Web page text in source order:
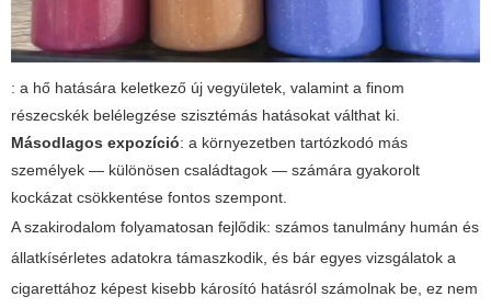
: a hő hatására keletkező új vegyületek, valamint a finom
részecskék belélegzése szisztémás hatásokat válthat ki.
Másodlagos expozíció: a környezetben tartózkodó más
személyek — különösen családtagok — számára gyakorolt
kockázat csökkentése fontos szempont.
A szakirodalom folyamatosan fejlődik: számos tanulmány humán és
állatkísérletes adatokra támaszkodik, és bár egyes vizsgálatok a
cigarettához képest kisebb károsító hatásról számolnak be, ez nem